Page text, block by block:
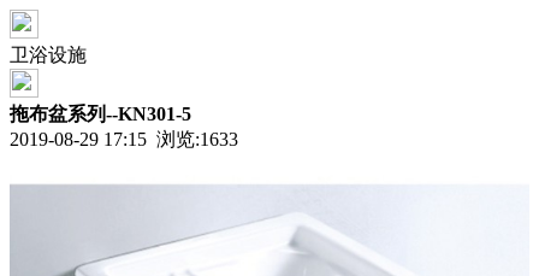
卫浴设施
拖布盆系列--KN301-5
2019-08-29 17:15 浏览:1633